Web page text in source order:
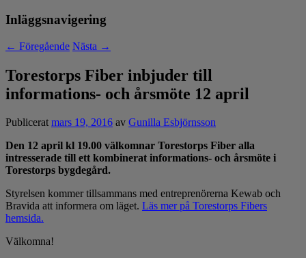
Inläggsnavigering
← Föregående Nästa →
Torestorps Fiber inbjuder till
informations- och årsmöte 12 april
Publiceratmars 19, 2016 av Gunilla Esbjörnsson
Den 12 april kl 19.00 välkomnar Torestorps Fiber alla
intresserade till ett kombinerat informations- och årsmöte i
Torestorps bygdegård.
Styrelsen kommer tillsammans med entreprenörerna Kewab och
Bravida att informera om läget. Läs mer på Torestorps Fibers
hemsida.
Välkomna!